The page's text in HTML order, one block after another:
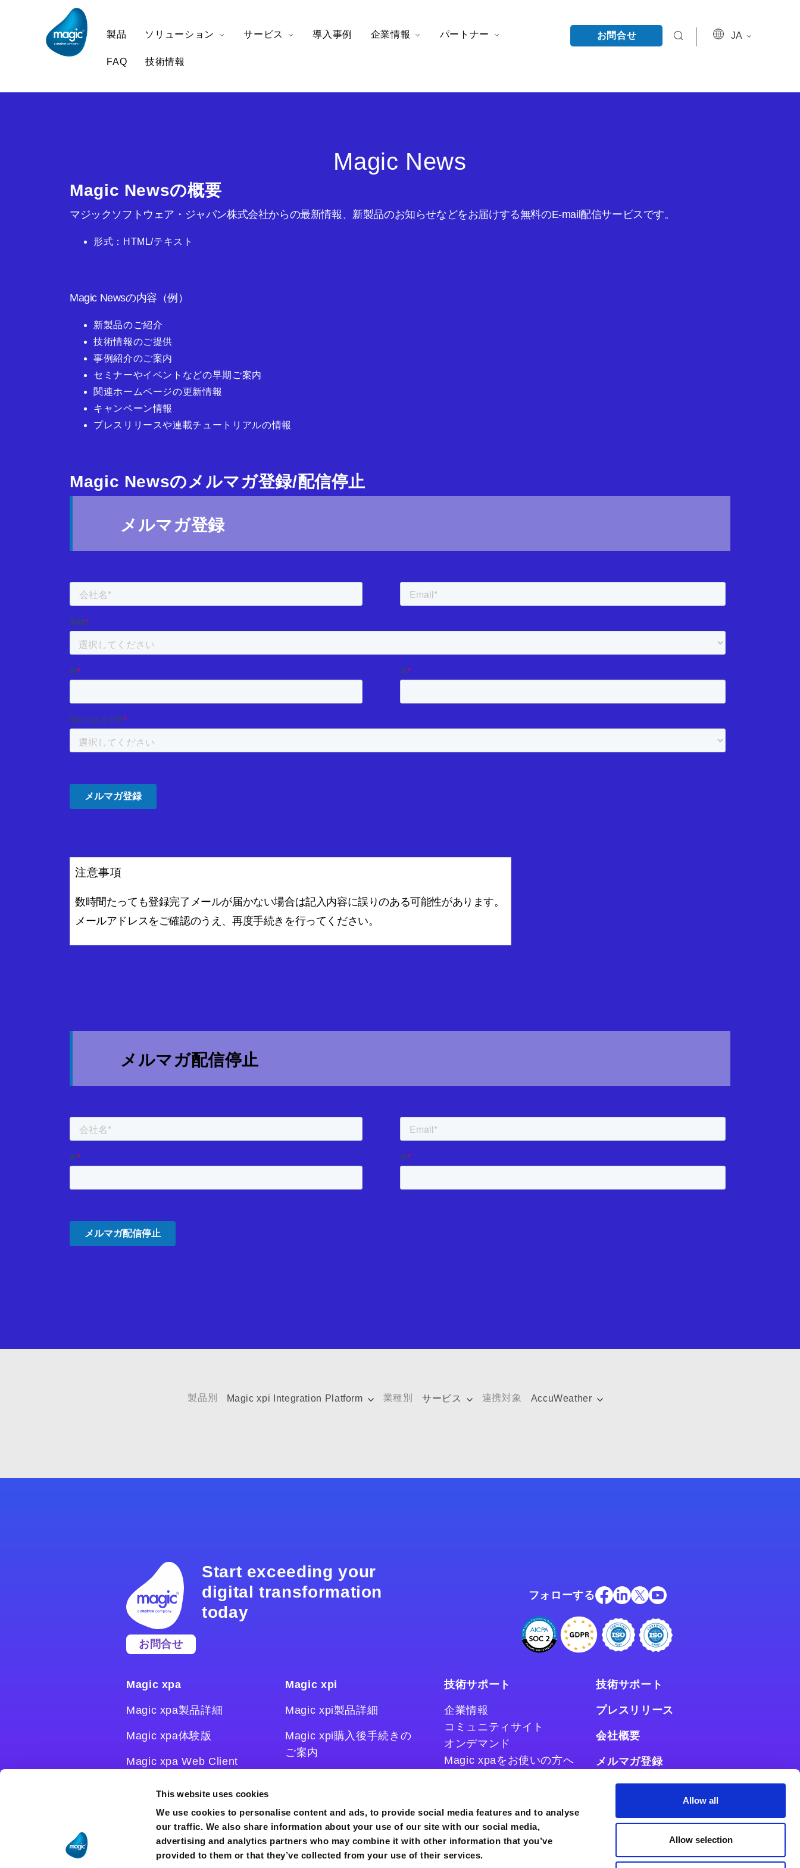
This website uses cookies
We use cookies to personalise content and ads, to provide social media features and to analyse
our traffic. We also share information about your use of our site with our social media,
advertising and analytics partners who may combine it with other information that you’ve
provided to them or that they’ve collected from your use of their services.
Allow all
Allow selection
製品 ソリューション サービス 導入事例 企業情報 パートナー
FAQ 技術情報
お問合せ JA
Magic News
Magic Newsの概要
マジックソフトウェア・ジャパン株式会社からの最新情報、新製品のお知らせなどをお届けする無料のE-mail配信サービスです。
形式：HTML/テキスト
Magic Newsの内容（例）
新製品のご紹介
技術情報のご提供
事例紹介のご案内
セミナーやイベントなどの早期ご案内
関連ホームページの更新情報
キャンペーン情報
プレスリリースや連載チュートリアルの情報
Magic Newsのメルマガ登録/配信停止
メルマガ登録
注意事項
数時間たっても登録完了メールが届かない場合は記入内容に誤りのある可能性があります。
メールアドレスをご確認のうえ、再度手続きを行ってください。
メルマガ配信停止
製品別 Magic xpi Integration Platform 業種別 サービス 連携対象 AccuWeather
Start exceeding your
digital transformation
today
お問合せ
フォローする
Magic xpa
Magic xpa製品詳細
Magic xpa体験版
Magic xpa Web Client
ユーザー登録/ライセンス発
Magic xpi
Magic xpi製品詳細
Magic xpi購入後手続きの
ご案内
技術サポート
企業情報
コミュニティサイト
オンデマンド
Magic xpaをお使いの方へ
コラム
技術サポート
プレスリリース
会社概要
メルマガ登録